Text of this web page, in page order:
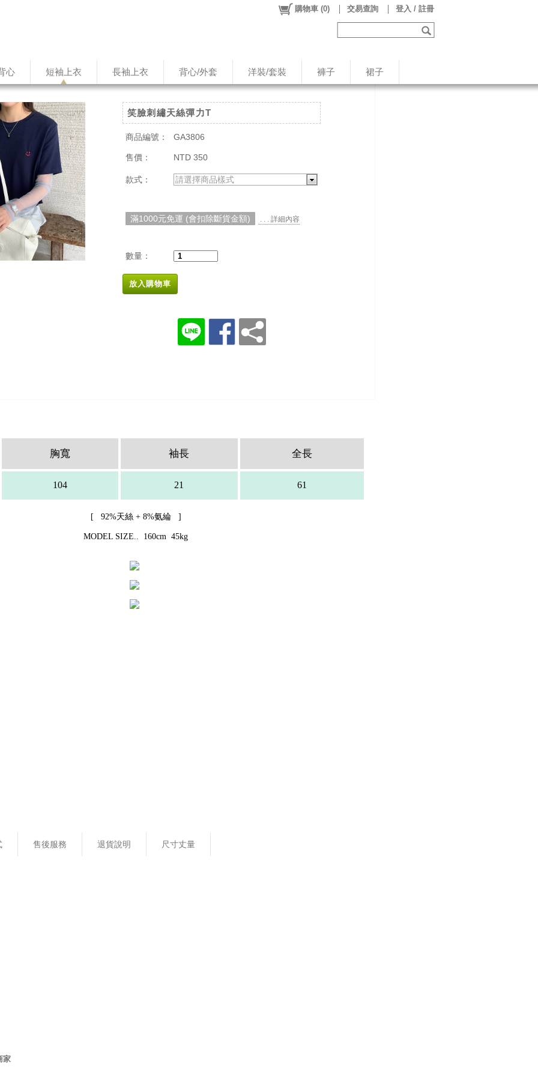
心 短袖上衣 長袖上衣 背心/外套 洋裝/套裝 褲子 裙子
購物車 (0) 交易查詢 登入 / 註冊
笑臉刺繡天絲彈力T
商品編號： GA3806
售價： NTD 350
款式： 請選擇商品樣式
滿1000元免運 (會扣除斷貨金額) . . . 詳細內容
數量：
放入購物車
售後服務 退貨說明 尺寸丈量
家